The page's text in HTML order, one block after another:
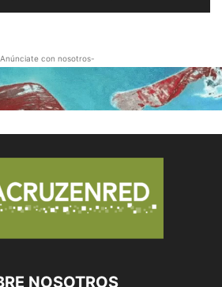
con nosotros-
NOSOTROS